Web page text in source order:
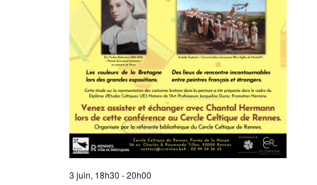
3 juin, 18h30 -20h00